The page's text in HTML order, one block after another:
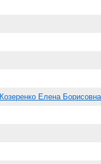
Козеренко Елена Борисовна